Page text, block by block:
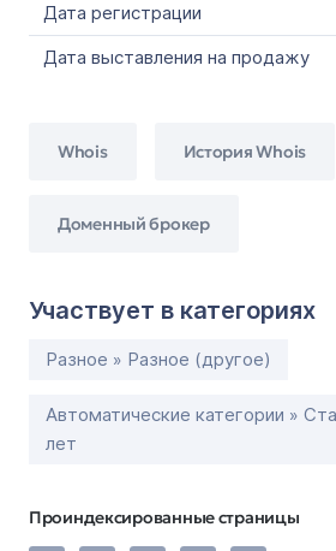
Дата регистрации
Дата выставления на продажу
Whois История Whois
Доменный брокер
Участвует в категориях
Разное » Разное (другое)
Автоматические категории »
лет
Проиндексированные страницы